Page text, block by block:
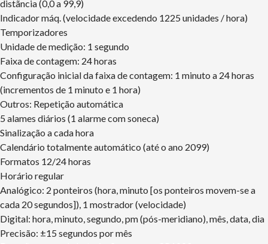
distãncia (0,0 a 99,9)
Indicador máq. (velocidade excedendo 1225 unidades / hora)
Temporizadores
Unidade de medição: 1 segundo
Faixa de contagem: 24 horas
Configuração inicial da faixa de contagem: 1 minuto a 24 horas
(incrementos de 1 minuto e 1 hora)
Outros: Repetição automática
5 alames diários (1 alarme com soneca)
Sinalização a cada hora
Calendário totalmente automático (até o ano 2099)
Formatos 12/24 horas
Horário regular
Analógico: 2 ponteiros (hora, minuto [os ponteiros movem-se a
cada 20 segundos]), 1 mostrador (velocidade)
Digital: hora, minuto, segundo, pm (pós-meridiano), mês, data, dia
Precisão: ±15 segundos por mês